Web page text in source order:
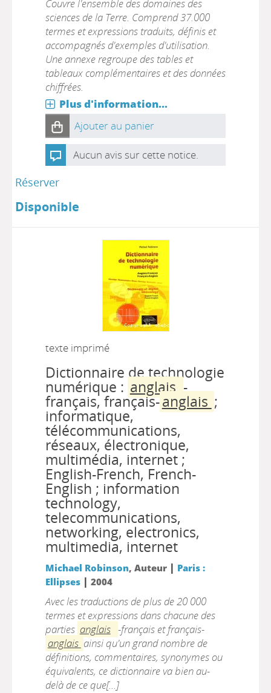
Couvre l'ensemble des domaines des
sciences de la Terre. Comprend 37.000
termes et expressions traduits, définis et
accompagnés d'exemples d'utilisation.
Une annexe regroupe des tables et
tableaux complémentaires et des données
chiffrées.
Plus d'information...
Ajouter au panier
Aucun avis sur cette notice.
Réserver
Disponible
texte imprimé
Dictionnaire de technologie
numérique : anglais -
français, français-anglais ;
informatique,
télécommunications,
réseaux, électronique,
multimédia, internet ;
English-French, French-
English ; information
technology,
telecommunications,
networking, electronics,
multimedia, internet
Michael Robinson, Auteur | Paris :
Ellipses| 2004
Avec les traductions de plus de 20 000
termes et expressions dans chacune des
parties anglais -français et français-
anglais ainsi qu'un grand nombre de
définitions, commentaires, synonymes ou
équivalents, ce dictionnaire va bien au-
delà de ce que[...]